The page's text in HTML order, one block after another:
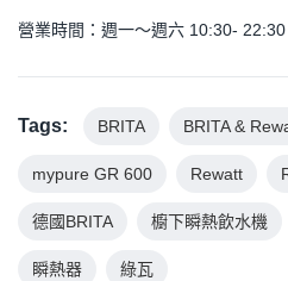
營業時間：週一～週六 10:30-
Tags: BRITA BRITA &
mypure GR 600 Rewatt
德國BRITA 櫥下瞬熱飲水機
瞬熱器 綠瓦